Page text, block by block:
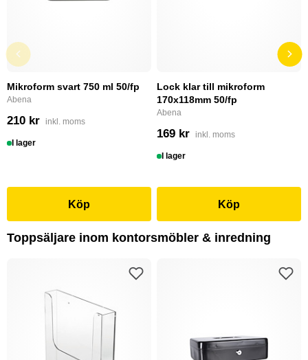
Mikroform svart 750 ml 50/fp
Abena
210 kr inkl. moms
I lager
Köp
Lock klar till mikroform
170x118mm 50/fp
Abena
169 kr inkl. moms
I lager
Köp
Toppsäljare inom kontorsmöbler & inredning